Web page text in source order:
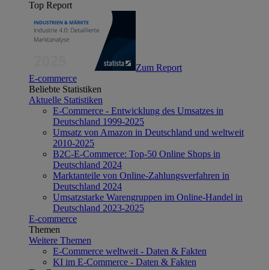
Top Report
Zum Report
E-commerce
Beliebte Statistiken
Aktuelle Statistiken
E-Commerce - Entwicklung des Umsatzes in
Deutschland 1999-2025
Umsatz von Amazon in Deutschland und weltweit
2010-2025
B2C-E-Commerce: Top-50 Online Shops in
Deutschland 2024
Marktanteile von Online-Zahlungsverfahren in
Deutschland 2024
Umsatzstarke Warengruppen im Online-Handel in
Deutschland 2023-2025
E-commerce
Themen
Weitere Themen
E-Commerce weltweit - Daten & Fakten
KI im E-Commerce - Daten & Fakten